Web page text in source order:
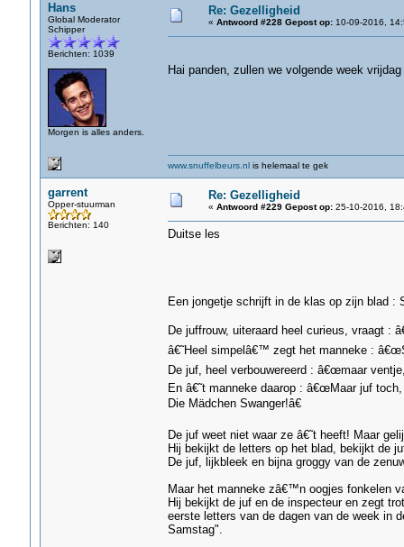
Hans
Global Moderator
Schipper
Berichten: 1039
Morgen is alles anders.
Re: Gezelligheid
« Antwoord #228 Gepost op:10-09-2016,
Hai panden, zullen we volgende week
www.snuffelbeurs.nlis helemaal te gek
garrent
Opper-stuurman
Berichten: 140
Re: Gezelligheid
« Antwoord #229 Gepost op:25-10-2016,
Duitse les
Een jongetje schrijft in de klas op zijn blad :
De juffrouw, uiteraard heel curieus, vraagt :
â€˜Heel simpelâ€™ zegt het manneke :
De juf, heel verbouwereerd : â€œmaar
En â€˜t manneke daarop : â€œMaar juf
Die Mädchen Swanger!â€
De juf weet niet waar ze â€˜t heeft! Maar
Hij bekijkt de letters op het blad, bekijkt de
De juf, lijkbleek en bijna groggy van de
Maar het manneke zâ€™n oogjes fonkelen
Hij bekijkt de juf en de inspecteur en zegt
eerste letters van de dagen van de week in
Samstag".